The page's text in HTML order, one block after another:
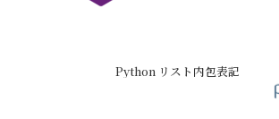
Python リスト内包表記